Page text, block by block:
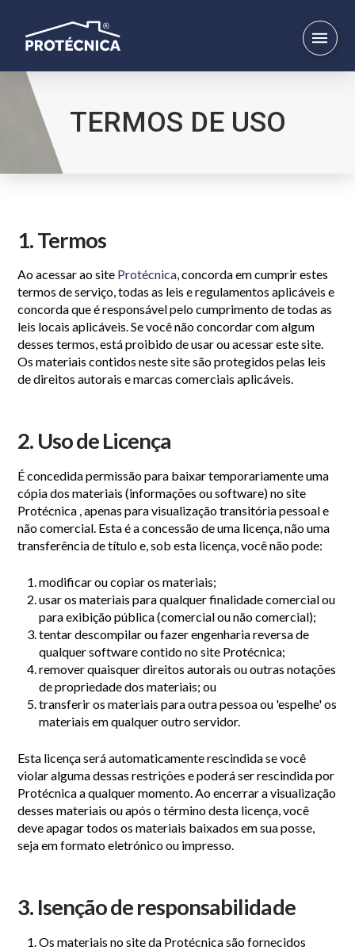
TERMOS DE USO
1. Termos
Ao acessar ao site Protécnica, concorda em cumprir estes
termos de serviço, todas as leis e regulamentos aplicáveis ​​e
concorda que é responsável pelo cumprimento de todas as
leis locais aplicáveis. Se você não concordar com algum
desses termos, está proibido de usar ou acessar este site.
Os materiais contidos neste site são protegidos pelas leis
de direitos autorais e marcas comerciais aplicáveis.
2. Uso de Licença
É concedida permissão para baixar temporariamente uma
cópia dos materiais (informações ou software) no site
Protécnica , apenas para visualização transitória pessoal e
não comercial. Esta é a concessão de uma licença, não uma
transferência de título e, sob esta licença, você não pode:
modificar ou copiar os materiais;
usar os materiais para qualquer finalidade comercial ou
para exibição pública (comercial ou não comercial);
tentar descompilar ou fazer engenharia reversa de
qualquer software contido no site Protécnica;
remover quaisquer direitos autorais ou outras notações
de propriedade dos materiais; ou
transferir os materiais para outra pessoa ou 'espelhe' os
materiais em qualquer outro servidor.
Esta licença será automaticamente rescindida se você
violar alguma dessas restrições e poderá ser rescindida por
Protécnica a qualquer momento. Ao encerrar a visualização
desses materiais ou após o término desta licença, você
deve apagar todos os materiais baixados em sua posse,
seja em formato eletrónico ou impresso.
3. Isenção de responsabilidade
Os materiais no site da Protécnica são fornecidos